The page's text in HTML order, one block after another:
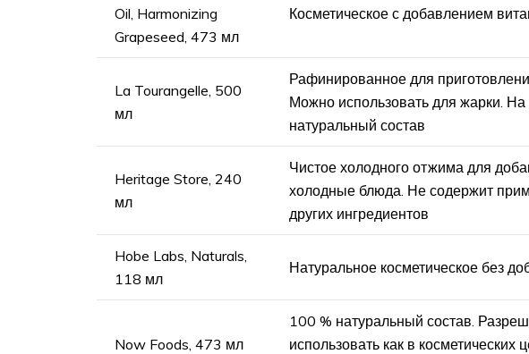
Oil, Harmonizing
Grapeseed, 473 мл
Косметическое с добавлением
La Tourangelle, 500
мл
Рафинированное для
Можно использовать для жарки.
натуральный состав
Heritage Store, 240
мл
Чистое холодного отжима для
холодные блюда. Не содержит
других ингредиентов
Hobe Labs, Naturals,
118 мл
Натуральное косметическое без
Now Foods, 473 мл
100 % натуральный состав.
использовать как в косметических